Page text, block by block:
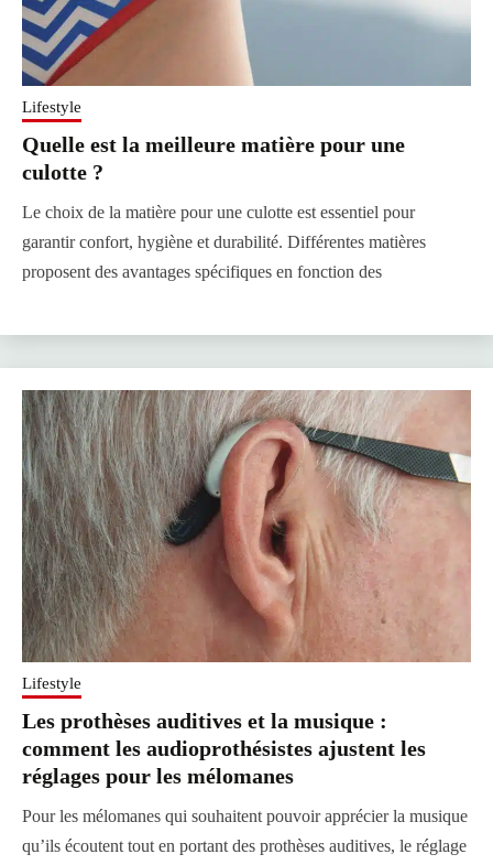
Lifestyle
Quelle est la meilleure matière pour une
culotte ?
Le choix de la matière pour une culotte est essentiel pour
garantir confort, hygiène et durabilité. Différentes matières
proposent des avantages spécifiques en fonction des
Lifestyle
Les prothèses auditives et la musique :
comment les audioprothésistes ajustent les
réglages pour les mélomanes
Pour les mélomanes qui souhaitent pouvoir apprécier la musique
qu’ils écoutent tout en portant des prothèses auditives, le réglage